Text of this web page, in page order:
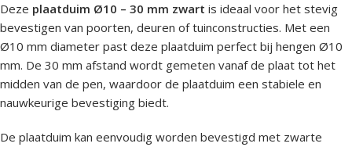
Deze plaatduim Ø10 – 30 mm zwart is ideaal voor het stevig
bevestigen van poorten, deuren of tuinconstructies. Met een
Ø10 mm diameter past deze plaatduim perfect bij hengen Ø10
mm. De 30 mm afstand wordt gemeten vanaf de plaat tot het
midden van de pen, waardoor de plaatduim een stabiele en
nauwkeurige bevestiging biedt.
De plaatduim kan eenvoudig worden bevestigd met zwarte